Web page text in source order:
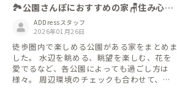
🏞️公園さんぽにおすすめの家🪑住み心地
を体験してみよう
ADDressスタッフ
2026年01月26日
徒歩圏内で楽しめる公園がある家をまとめま
した。 水辺を眺める、眺望を楽しむ、花を
愛でるなど、各公園によっても過ごし方は
様々。 周辺環境のチェックも合わせて、ゆ